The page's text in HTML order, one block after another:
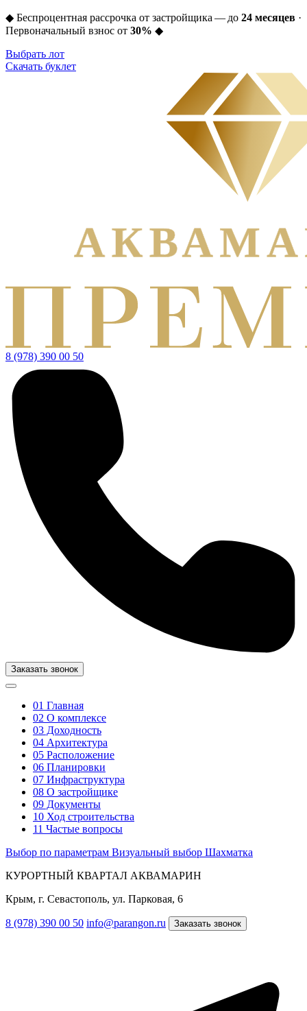
◆ Беспроцентная рассрочка от застройщика — до 24 месяцев ·
Первоначальный взнос от 30% ◆
Выбрать лот
Скачать буклет
8 (978) 390 00 50
Заказать звонок
01 Главная
02 О комплексе
03 Доходность
04 Архитектура
05 Расположение
06 Планировки
07 Инфраструктура
08 О застройщике
09 Документы
10 Ход строительства
11 Частые вопросы
Выбор по параметрам Визуальный выбор Шахматка
КУРОРТНЫЙ КВАРТАЛ АКВАМАРИН
Крым, г. Севастополь, ул. Парковая, 6
8 (978) 390 00 50 info@parangon.ru Заказать звонок